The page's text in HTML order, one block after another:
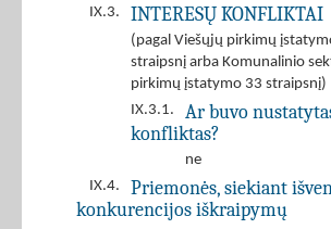
IX.3.
INTERESŲ KONFLIKTAI
(pagal Viešųjų pirkimų
straipsnį arba Komunalinio
pirkimų įstatymo 33 straipsnį)
IX.3.1.
Ar buvo
konfliktas?
ne
IX.4.
Priemonės, siekiant
konkurencijos iškraipymų